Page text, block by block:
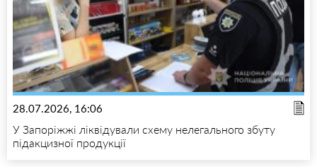
28.07.2026, 16:06
У Запоріжжі ліквідували схему нелегального збуту
підакцизної продукції